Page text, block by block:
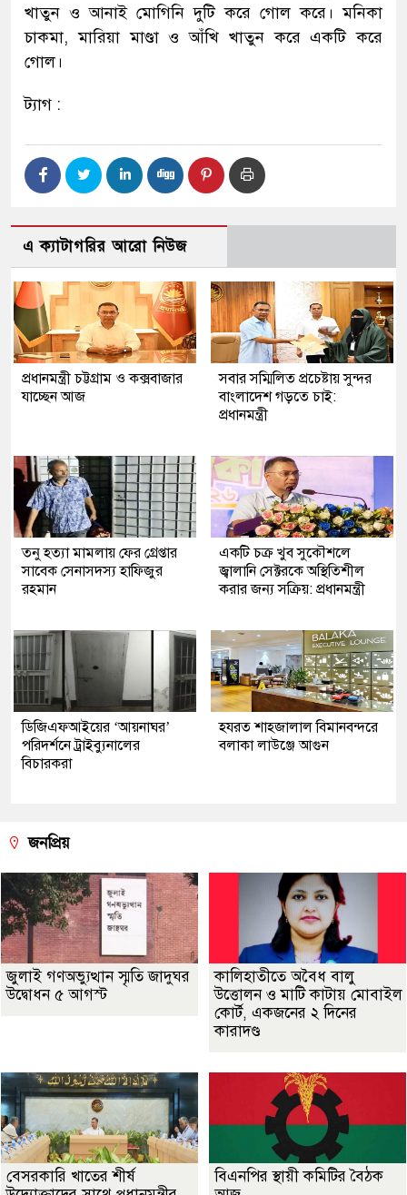
খাতুন ও আনাই মোগিনি দুটি করে গোল করে। মনিকা
চাকমা, মারিয়া মাণ্ডা ও আঁখি খাতুন করে একটি করে
গোল।
ট্যাগ :
এ ক্যাটাগরির আরো নিউজ
প্রধানমন্ত্রী চট্টগ্রাম ও কক্সবাজার
যাচ্ছেন আজ
সবার সম্মিলিত প্রচেষ্টায় সুন্দর
বাংলাদেশ গড়তে চাই:
প্রধানমন্ত্রী
তনু হত্যা মামলায় ফের গ্রেপ্তার
সাবেক সেনাসদস্য হাফিজুর
রহমান
একটি চক্র খুব সুকৌশলে
জ্বালানি সেক্টরকে অস্থিতিশীল
করার জন্য সক্রিয়: প্রধানমন্ত্রী
ডিজিএফআইয়ের ‘আয়নাঘর’
পরিদর্শনে ট্রাইব্যুনালের
বিচারকরা
হযরত শাহজালাল বিমানবন্দরে
বলাকা লাউঞ্জে আগুন
জনপ্রিয়
জুলাই গণঅভ্যুত্থান স্মৃতি জাদুঘর
উদ্বোধন ৫ আগস্ট
কালিহাতীতে অবৈধ বালু
উত্তোলন ও মাটি কাটায় মোবাইল
কোর্ট, একজনের ২ দিনের
কারাদণ্ড
বেসরকারি খাতের শীর্ষ
বিএনপির স্থায়ী কমিটির বৈঠক